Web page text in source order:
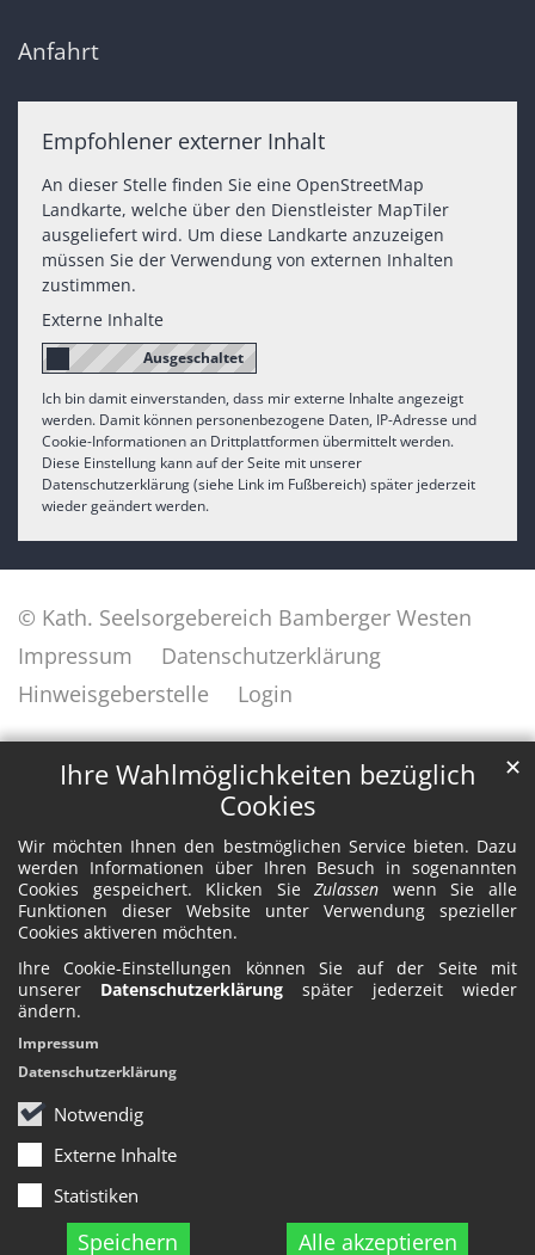
Ihre Wahlmöglichkeiten bezüglich
Cookies
Wir möchten Ihnen den bestmöglichen Service bieten. Dazu
werden Informationen über Ihren Besuch in sogenannten
Cookies gespeichert. Klicken SieZulassen wenn Sie alle
Funktionen dieser Website unter Verwendung spezieller
Cookies aktiveren möchten.
Ihre Cookie-Einstellungen können Sie auf der Seite mit
unserer Datenschutzerklärung später jederzeit wieder
ändern.
Notwendig
Externe Inhalte
Statistiken
Speichern Alle akzeptieren
✕
Impressum
Datenschutzerklärung
Anfahrt
Empfohlener externer Inhalt
An dieser Stelle finden Sie eine OpenStreetMap
Landkarte, welche über den Dienstleister MapTiler
ausgeliefert wird. Um diese Landkarte anzuzeigen
müssen Sie der Verwendung von externen Inhalten
zustimmen.
Externe Inhalte
Ich bin damit einverstanden, dass mir externe Inhalte angezeigt
werden. Damit können personenbezogene Daten, IP-Adresse und
Cookie-Informationen an Drittplattformen übermittelt werden.
Diese Einstellung kann auf der Seite mit unserer
Datenschutzerklärung (siehe Link im Fußbereich) später jederzeit
wieder geändert werden.
© Kath. Seelsorgebereich Bamberger Westen
Impressum
Datenschutzerklärung
Hinweisgeberstelle
Login